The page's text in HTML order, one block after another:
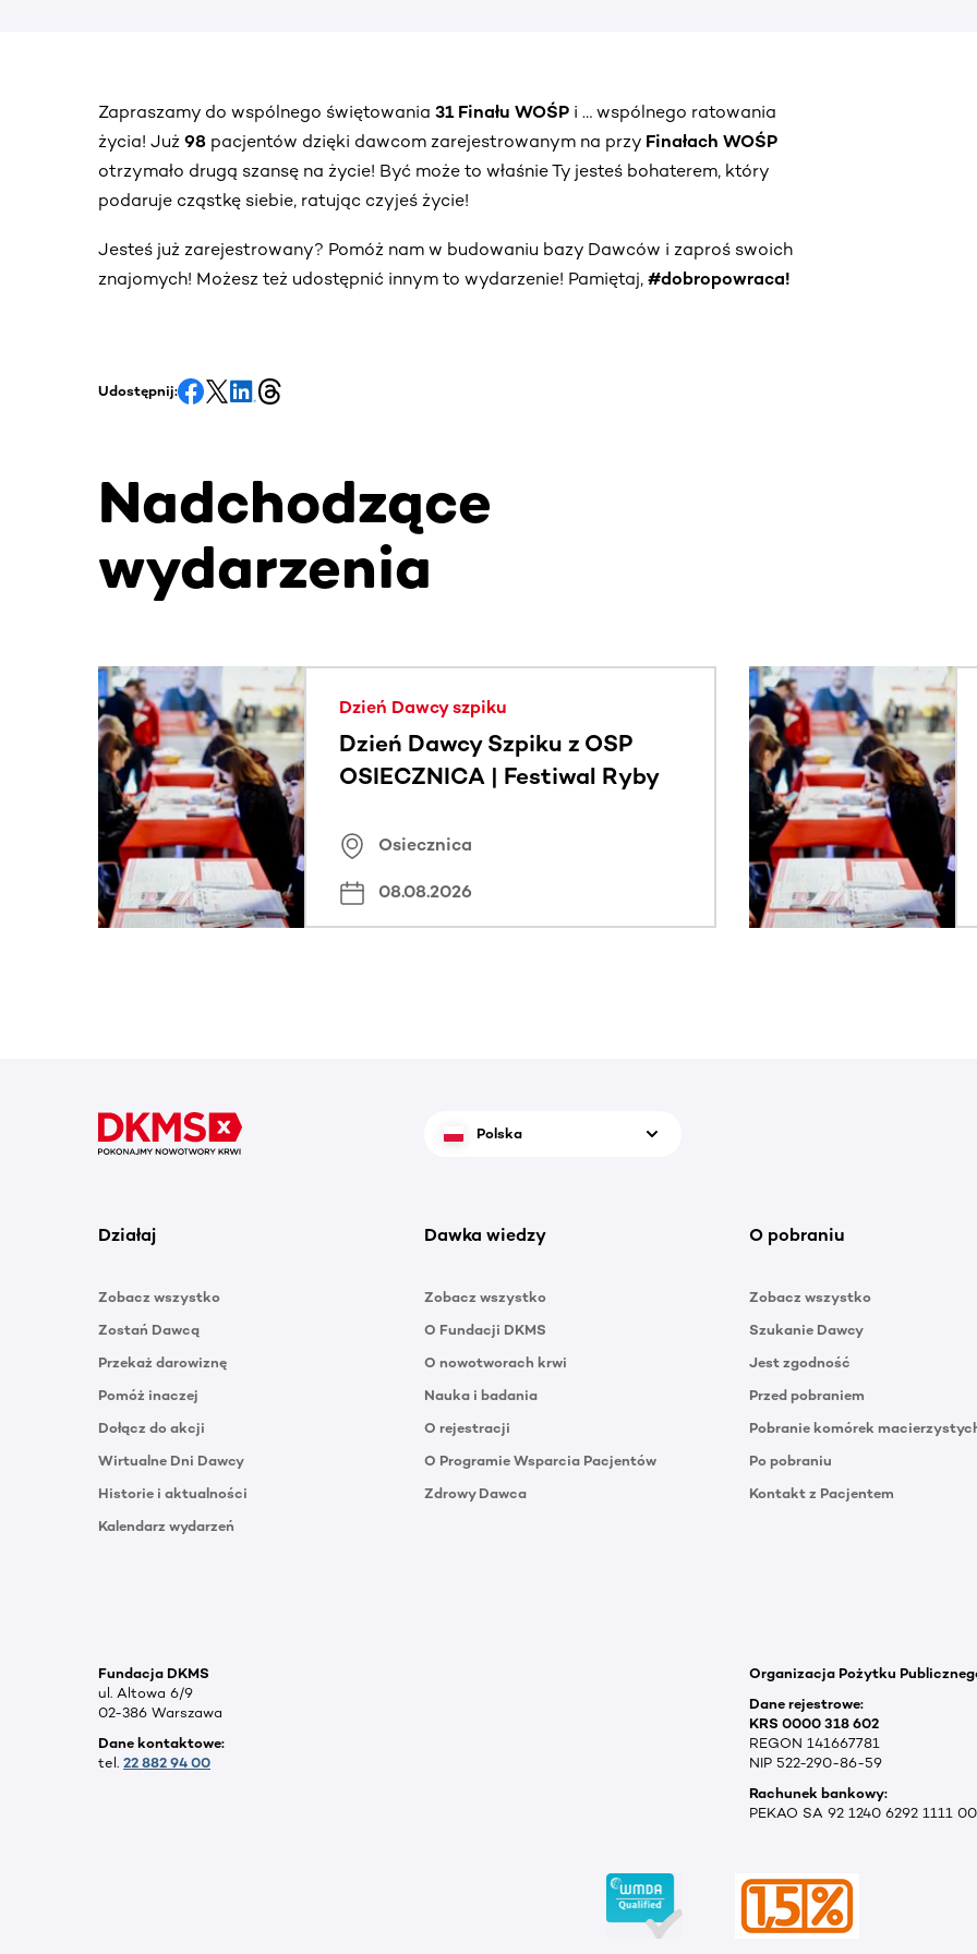
Zapraszamy do wspólnego świętowania 31 Finału WOŚP i … wspólnego ratowania
życia! Już 98 pacjentów dzięki dawcom zarejestrowanym na przy Finałach WOŚP
otrzymało drugą szansę na życie! Być może to właśnie Ty jesteś bohaterem, który
podaruje cząstkę siebie, ratując czyjeś życie!
Jesteś już zarejestrowany? Pomóż nam w budowaniu bazy Dawców i zaproś swoich
znajomych! Możesz też udostępnić innym to wydarzenie! Pamiętaj, #dobropowraca!
Udostępnij:
Nadchodzące
wydarzenia
Ta sekcja zawiera treści przewijane w poziomie. Użyj klawisza Tab lub przesuń palcem, aby zobaczyć
Dzień Dawcy szpiku
Dzień Dawcy Szpiku z OSP
OSIECZNICA | Festiwal Ryby
Osiecznica
08.08.2026
Polska
Działaj
Zobacz wszystko
Zostań Dawcą
Przekaż darowiznę
Pomóż inaczej
Dołącz do akcji
Wirtualne Dni Dawcy
Historie i aktualności
Kalendarz wydarzeń
Dawka wiedzy
Zobacz wszystko
O Fundacji DKMS
O nowotworach krwi
Nauka i badania
O rejestracji
O Programie Wsparcia Pacjentów
Zdrowy Dawca
O pobraniu
Zobacz wszystko
Szukanie Dawcy
Jest zgodność
Przed pobraniem
Pobranie komórek
Po pobraniu
Kontakt z Pacjentem
Fundacja DKMS
ul. Altowa 6/9
02-386 Warszawa
Dane kontaktowe:
tel. 22 882 94 00
Organizacja Pożytku
Dane rejestrowe:
KRS 0000 318 602
REGON 141667781
NIP 522-290-86-59
Rachunek bankowy:
PEKAO SA 92 1240 6292 1111